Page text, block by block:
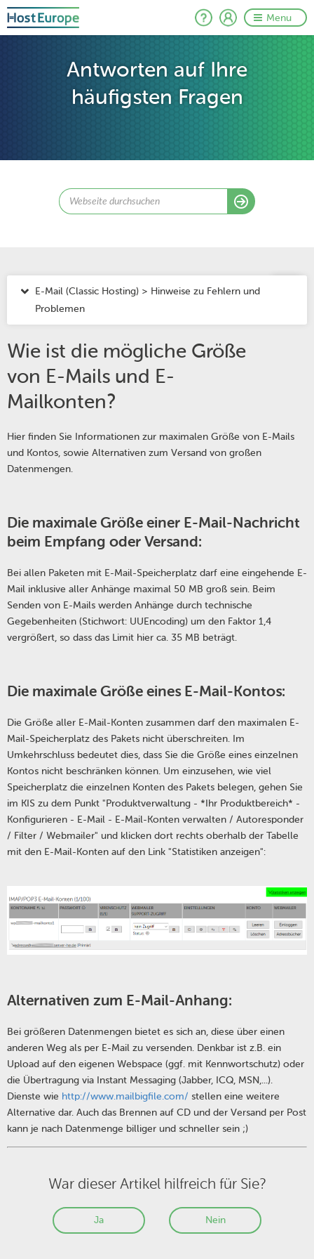
Menu
Antworten auf Ihre
häufigsten Fragen
E-Mail (Classic Hosting) > Hinweise zu Fehlern und
Problemen
Wie ist die mögliche Größe
von E-Mails und E-
Mailkonten?
Hier finden Sie Informationen zur maximalen Größe von E-Mails
und Kontos, sowie Alternativen zum Versand von großen
Datenmengen.
Die maximale Größe einer E-Mail-Nachricht
beim Empfang oder Versand:
Bei allen Paketen mit E-Mail-Speicherplatz darf eine eingehende E-
Mail inklusive aller Anhänge maximal 50 MB groß sein. Beim
Senden von E-Mails werden Anhänge durch technische
Gegebenheiten (Stichwort: UUEncoding) um den Faktor 1,4
vergrößert, so dass das Limit hier ca. 35 MB beträgt.
Die maximale Größe eines E-Mail-Kontos:
Die Größe aller E-Mail-Konten zusammen darf den maximalen E-
Mail-Speicherplatz des Pakets nicht überschreiten. Im
Umkehrschluss bedeutet dies, dass Sie die Größe eines einzelnen
Kontos nicht beschränken können. Um einzusehen, wie viel
Speicherplatz die einzelnen Konten des Pakets belegen, gehen Sie
im KIS zu dem Punkt "Produktverwaltung - *Ihr Produktbereich* -
Konfigurieren - E-Mail - E-Mail-Konten verwalten / Autoresponder
/ Filter / Webmailer" und klicken dort rechts oberhalb der Tabelle
mit den E-Mail-Konten auf den Link "Statistiken anzeigen":
Alternativen zum E-Mail-Anhang:
Bei größeren Datenmengen bietet es sich an, diese über einen
anderen Weg als per E-Mail zu versenden. Denkbar ist z.B. ein
Upload auf den eigenen Webspace (ggf. mit Kennwortschutz) oder
die Übertragung via Instant Messaging (Jabber, ICQ, MSN,...).
Dienste wie http://www.mailbigfile.com/ stellen eine weitere
Alternative dar. Auch das Brennen auf CD und der Versand per Post
kann je nach Datenmenge billiger und schneller sein ;)
War dieser Artikel hilfreich für Sie?
Ja Nein